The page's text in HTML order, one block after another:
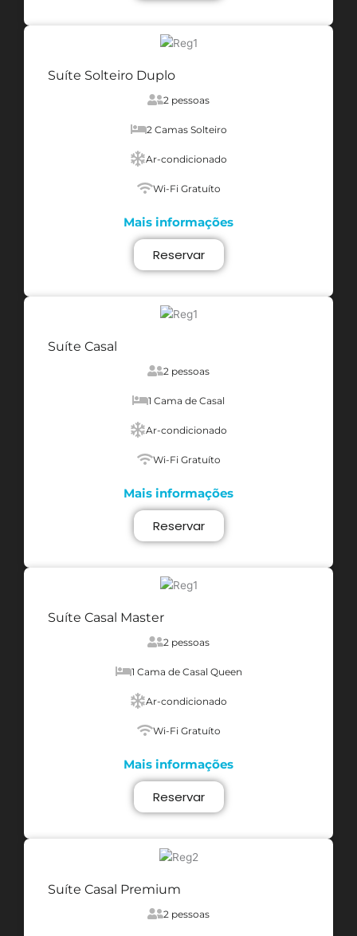
Suíte Solteiro Duplo
2 pessoas
2 Camas Solteiro
Ar-condicionado
Wi-Fi Gratuíto
Mais informações
Reservar
Suíte Casal
2 pessoas
1 Cama de Casal
Ar-condicionado
Wi-Fi Gratuíto
Mais informações
Reservar
Suíte Casal Master
2 pessoas
1 Cama de Casal Queen
Ar-condicionado
Wi-Fi Gratuíto
Mais informações
Reservar
Suíte Casal Premium
2 pessoas